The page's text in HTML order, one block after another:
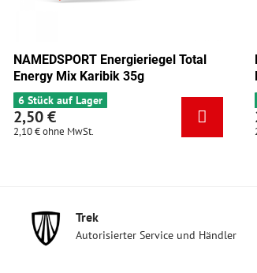
NAMEDSPORT Energieriegel Total
Energy Mix Tango 35g
5 Stück auf Lager
2,10 €ohne MwSt.
Trek
Autorisierter Service und Händler